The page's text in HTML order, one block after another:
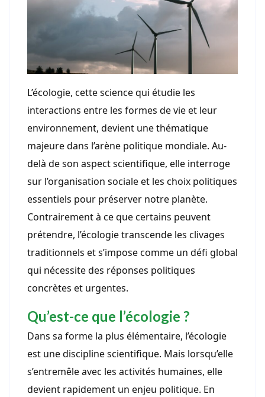
L’écologie, cette science qui étudie les
interactions entre les formes de vie et leur
environnement, devient une thématique
majeure dans l’arène politique mondiale. Au-
delà de son aspect scientifique, elle interroge
sur l’organisation sociale et les choix politiques
essentiels pour préserver notre planète.
Contrairement à ce que certains peuvent
prétendre, l’écologie transcende les clivages
traditionnels et s’impose comme un défi global
qui nécessite des réponses politiques
concrètes et urgentes.
Qu’est-ce que l’écologie ?
Dans sa forme la plus élémentaire, l’écologie
est une discipline scientifique. Mais lorsqu’elle
s’entremêle avec les activités humaines, elle
devient rapidement un enjeu politique. En